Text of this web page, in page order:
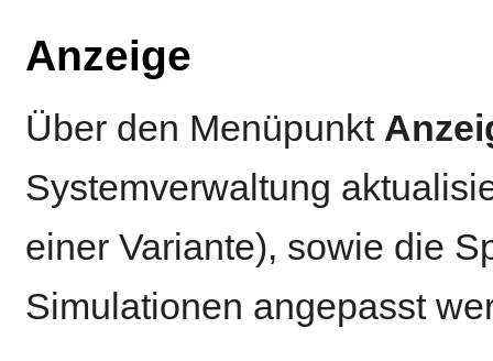
Anzeige
Über den Menüpunkt
Systemverwaltung
einer Variante), sowie die
Simulationen angepasst